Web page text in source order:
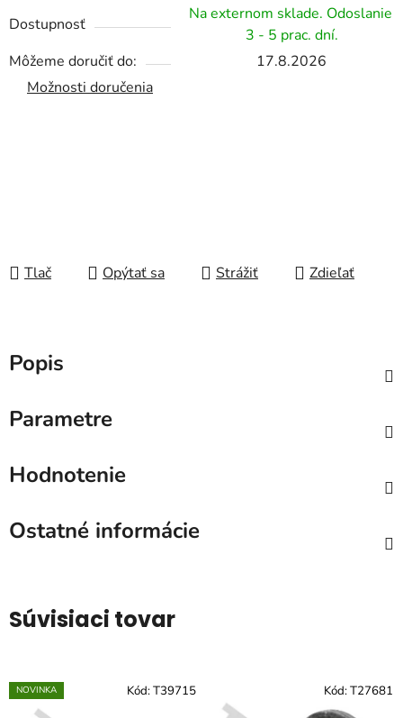
Dostupnosť
Na externom sklade. Odoslanie
3 - 5 prac. dní.
Môžeme doručiť do:
17.8.2026
Možnosti doručenia
Tlač Opýtať sa Strážiť Zdieľať
Popis
Parametre
Hodnotenie
Ostatné informácie
Súvisiaci tovar
NOVINKA Kód:T39715 Kód:T27681